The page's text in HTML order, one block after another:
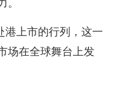
港上市的行列，这一
场在全球舞台上发